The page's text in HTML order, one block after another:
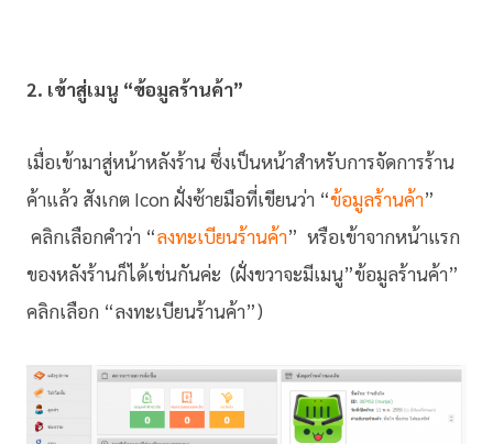
2. เข้าสู่เมนู “ข้อมูลร้านค้า”
เมื่อเข้ามาสู่หน้าหลังร้าน ซึ่งเป็นหน้าสำหรับการจัดการร้าน
ค้าแล้ว สังเกต Icon ฝั่งซ้ายมือที่เขียนว่า “ข้อมูลร้านค้า”
คลิกเลือกคำว่า “ลงทะเบียนร้านค้า” หรือเข้าจากหน้าแรก
ของหลังร้านก็ได้เช่นกันค่ะ (ฝั่งขวาจะมีเมนู”ข้อมูลร้านค้า”
คลิกเลือก “ลงทะเบียนร้านค้า”)